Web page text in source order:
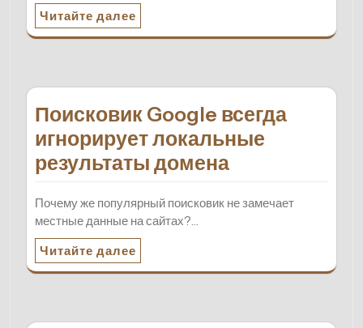
Читайте далее
Поисковик Google всегда
игнорирует локальные
результаты домена
Почему же популярный поисковик не замечает
местные данные на сайтах?…
Читайте далее